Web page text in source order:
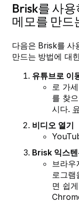
Brisk를 사용
메모를 만드
다음은 Brisk를 사
만드는 방법에 대
유튜브로 이
로 가
를 찾
시다.
비디오 열기
Brisk 익스
브라우
로그램
면 쉽